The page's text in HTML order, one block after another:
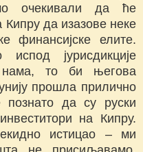
очекивали да ће
Кипру да изазове неке
финансијске елите.
јурисдикције
то би његова
прошла прилично
познато да су руски
на Кипру.
истицао – ми